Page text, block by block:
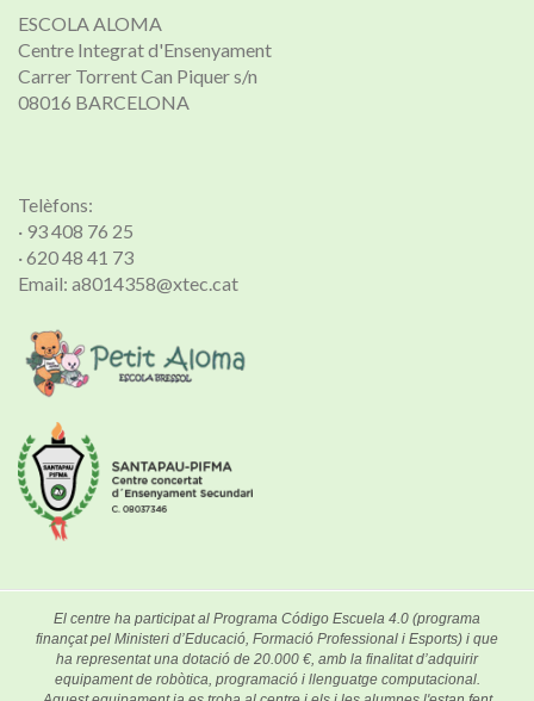
ESCOLA ALOMA
Centre Integrat d'Ensenyament
Carrer Torrent Can Piquer s/n
08016 BARCELONA
Telèfons:
· 93 408 76 25
· 620 48 41 73
Email: a8014358@xtec.cat
El centre ha participat al Programa Código Escuela 4.0 (programa
finançat pel Ministeri d’Educació, Formació Professional i Esports) i que
ha representat una dotació de 20.000 €, amb la finalitat d’adquirir
equipament de robòtica, programació i llenguatge computacional.